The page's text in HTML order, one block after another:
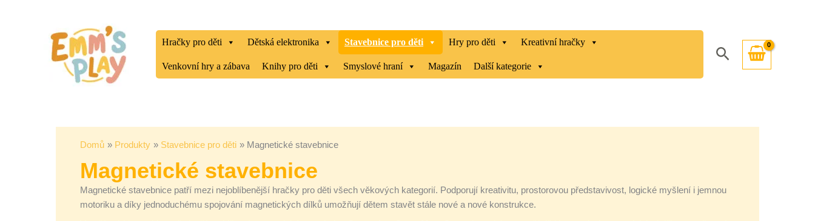
Hračky pro děti Dětská elektronika Stavebnice pro děti Hry pro děti Kreativní hračky
Venkovní hry a zábava Knihy pro děti Smyslové hraní Magazín Další kategorie
Hledat
Domů Produkty Stavebnice pro děti Magnetické stavebnice
Magnetické stavebnice
Magnetické stavebnice patří mezi nejoblíbenější hračky pro děti všech věkových kategorií. Podporují kreativitu, prostorovou představivost, logické myšlení i jemnou
motoriku a díky jednoduchému spojování magnetických dílků umožňují dětem stavět stále nové a nové konstrukce.